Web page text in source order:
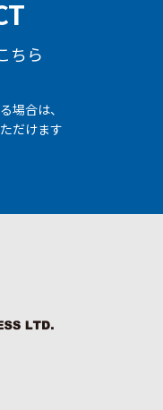
ちら
場合は、
だけます